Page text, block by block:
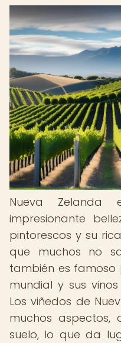
Nueva
impresionante
pintorescos y su
que muchos no
también es famoso
mundial y sus
Los viñedos de
muchos
suelo, lo que da